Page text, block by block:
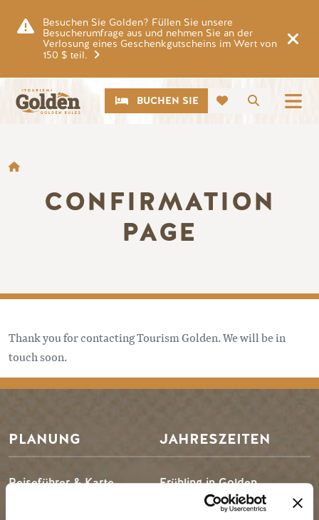
Besuchen Sie Golden? Füllen Sie unsere
Besucherumfrage aus und nehmen Sie an der
Verlosung eines Geschenkgutscheins im Wert von
150 $ teil.
Suche
CTABUCHEN SIE
BROTKRÜMEL
CONFIRMATION
PAGE
Thank you for contacting Tourism Golden. We will be in
touch soon.
PLANUNG
Reiseführer & Karte
JAHRESZEITEN
Frühling in Golden
Sommer in Golden